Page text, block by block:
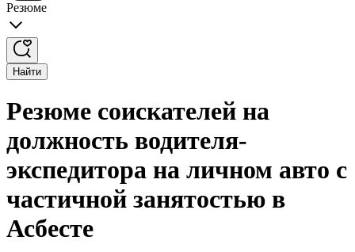
Резюме
Найти
Резюме соискателей на
должность водителя-
экспедитора на личном авто с
частичной занятостью в
Асбесте